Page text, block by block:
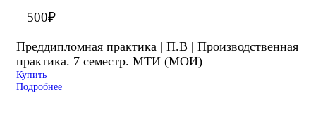
500₽
Преддипломная практика | П.В | Производственная
практика. 7 семестр. МТИ (МОИ)
Купить
Подробнее